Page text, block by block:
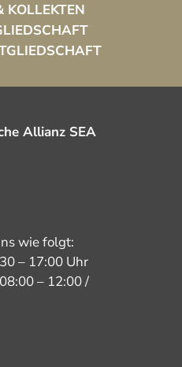
KOLLEKTEN
Allianz SEA
wie folgt:
– 17:00 Uhr
– 12:00 /